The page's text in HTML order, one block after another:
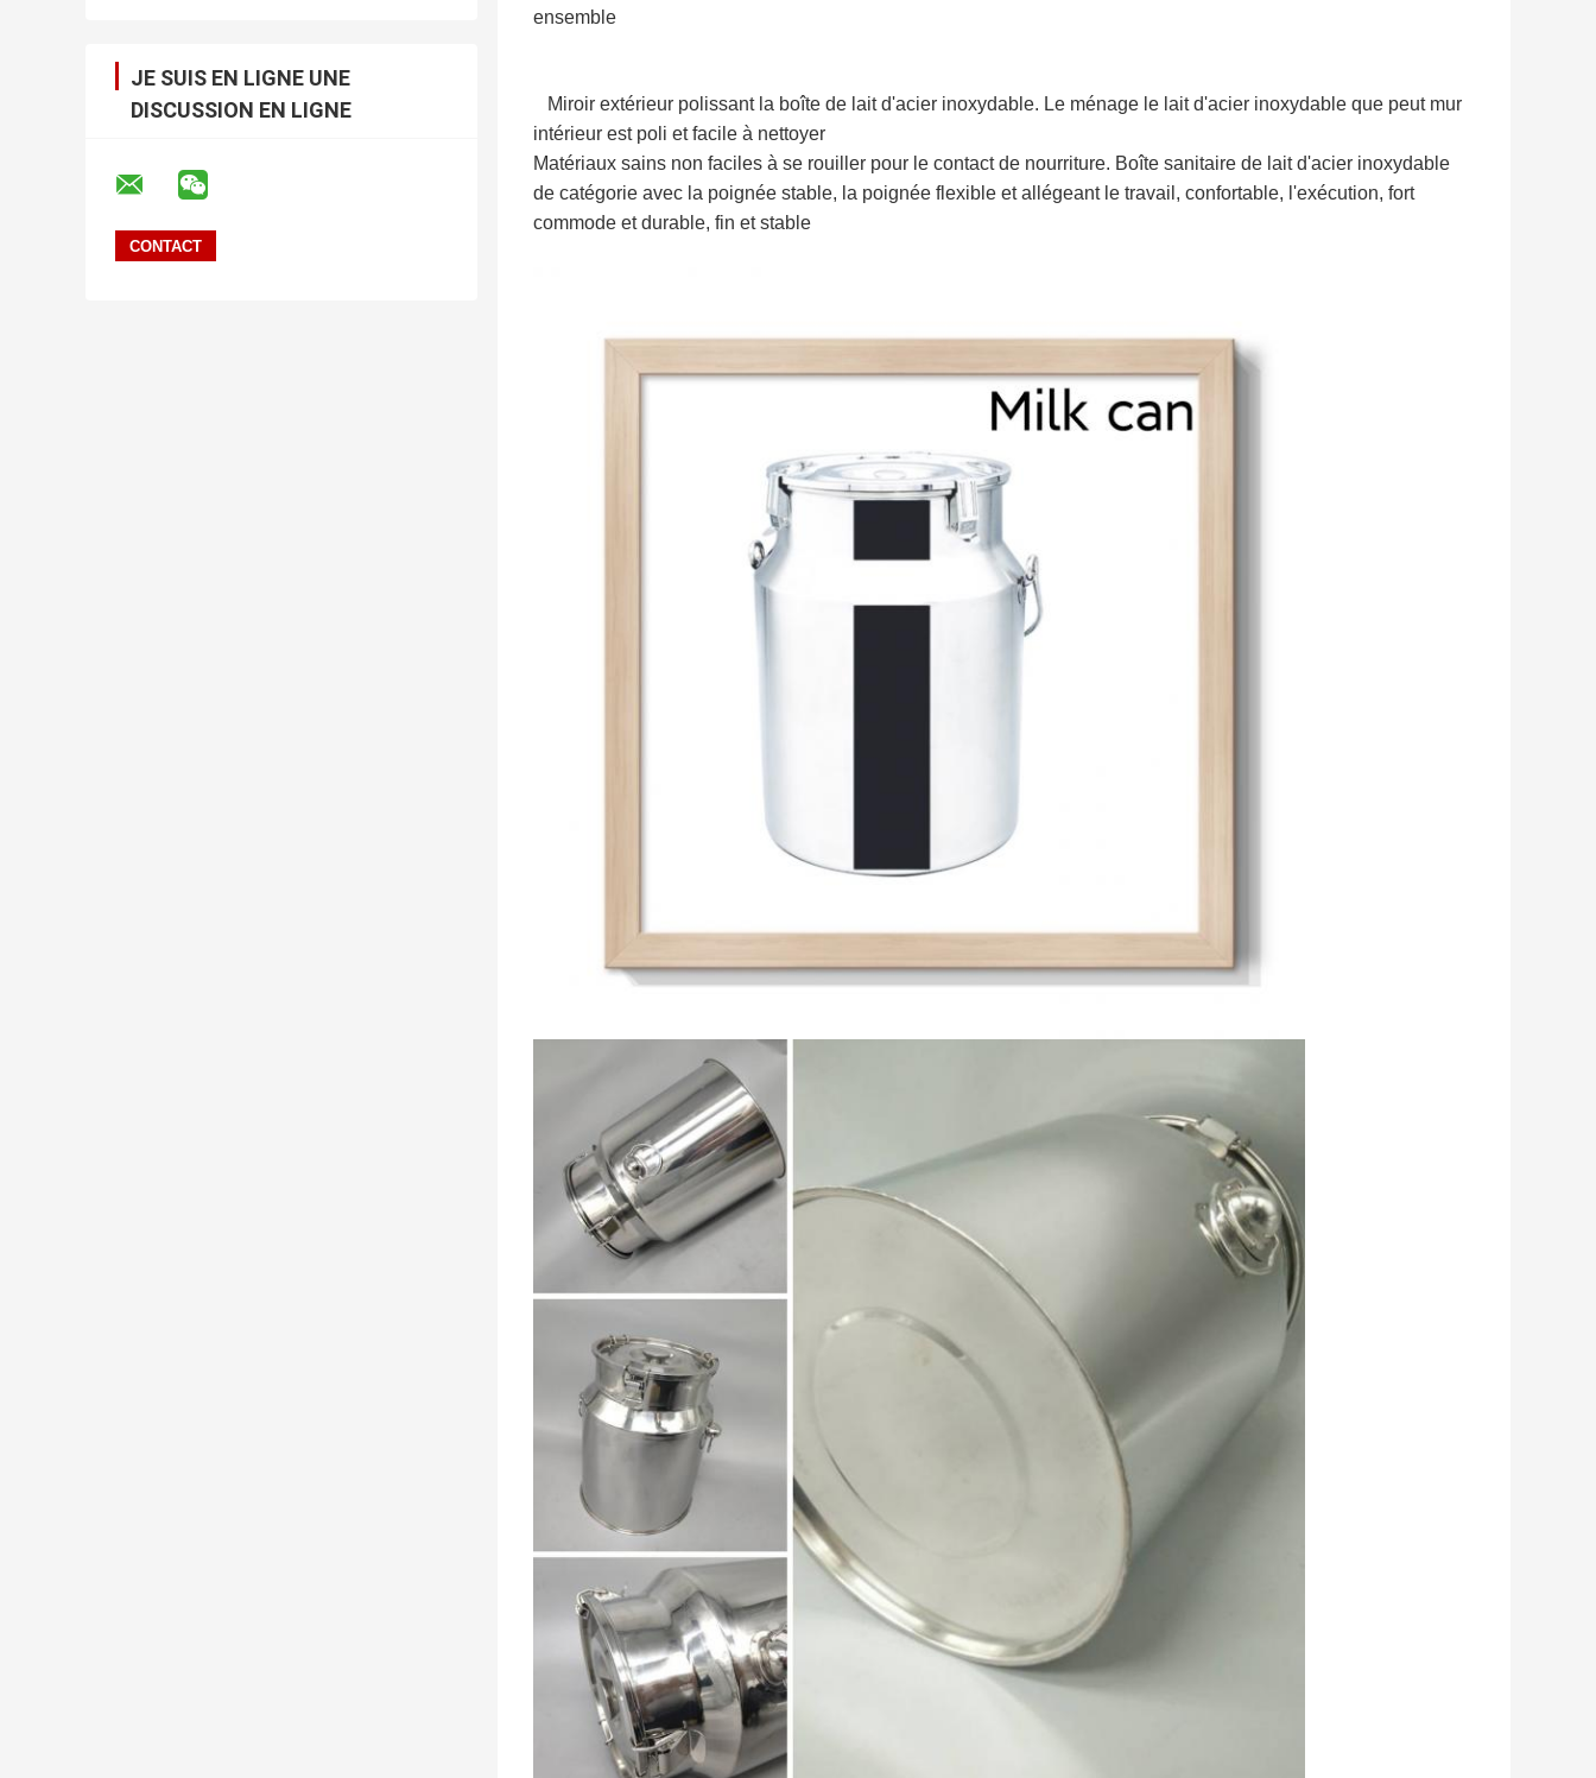
JE SUIS EN LIGNE UNE
DISCUSSION EN LIGNE
ensemble
Miroir extérieur polissant la boîte de lait d'acier inoxydable. Le ménage le lait d'acier inoxydable que peut mur
intérieur est poli et facile à nettoyer
Matériaux sains non faciles à se rouiller pour le contact de nourriture. Boîte sanitaire de lait d'acier inoxydable
de catégorie avec la poignée stable, la poignée flexible et allégeant le travail, confortable, l'exécution, fort
commode et durable, fin et stable